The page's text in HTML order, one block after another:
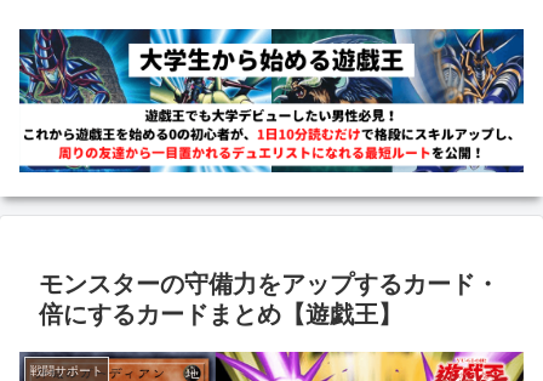
モンスターの守備力をアップするカード・
倍にするカードまとめ【遊戯王】
戦闘サポート